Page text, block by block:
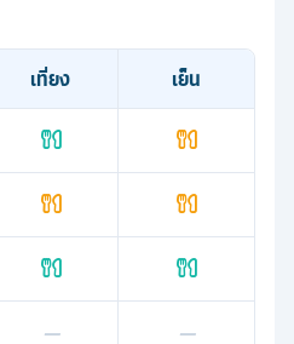
เที่ยง
เย็น
— —